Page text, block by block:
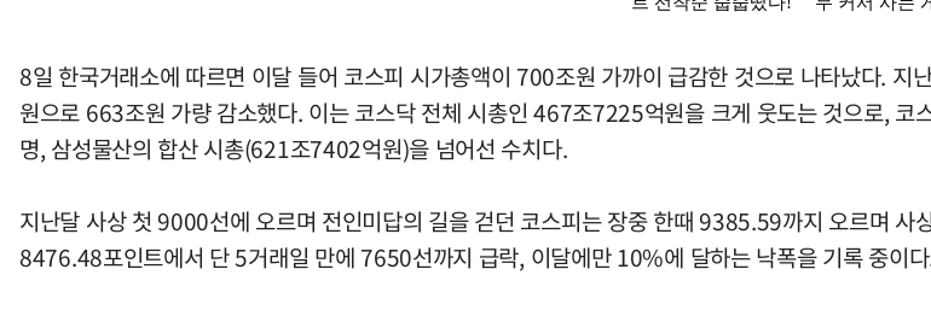
8일 한국거래소에 따르면 이달 들어 코스피 시가총액이 700조원 가까이 급감한 것으로 나타났다.
원으로 663조원 가량 감소했다. 이는 코스닥 전체 시총인 467조7225억원을 크게 웃도는 것으로,
명, 삼성물산의 합산 시총(621조7402억원)을 넘어선 수치다.
지난달 사상 첫 9000선에 오르며 전인미답의 길을 걷던 코스피는 장중 한때 9385.59까지 오르며 사
8476.48포인트에서 단 5거래일 만에 7650선까지 급락, 이달에만 10%에 달하는 낙폭을 기록 중이